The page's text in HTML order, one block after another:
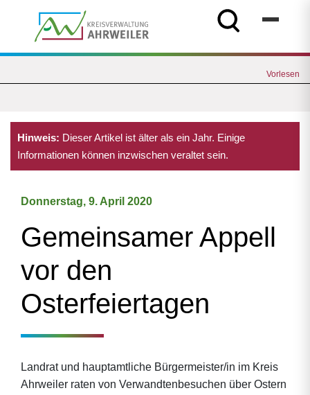
Vorlesen
Hinweis: Dieser Artikel ist älter als ein Jahr. Einige
Informationen können inzwischen veraltet sein.
Donnerstag, 9. April 2020
Gemeinsamer Appell
vor den
Osterfeiertagen
Landrat und hauptamtliche Bürgermeister/in im Kreis
Ahrweiler raten von Verwandtenbesuchen über Ostern